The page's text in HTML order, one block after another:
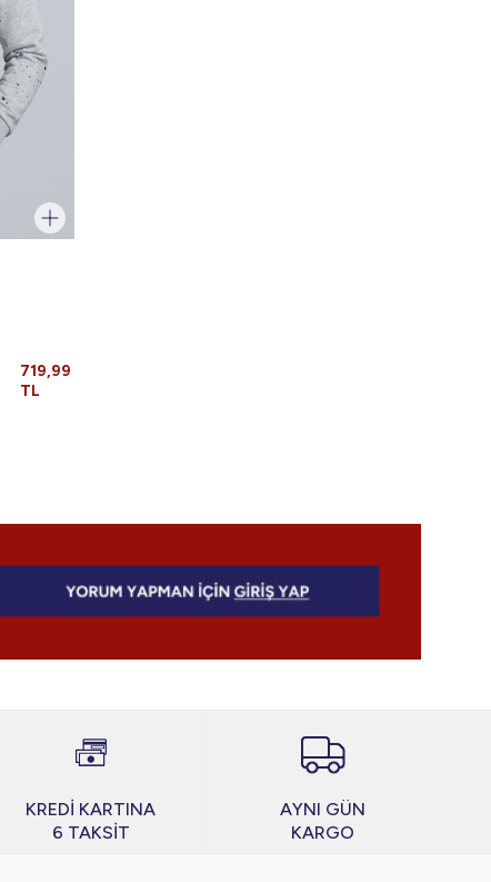
719,99
TL
KREDİ KARTINA
6 TAKSİT
AYNI GÜN
KARGO